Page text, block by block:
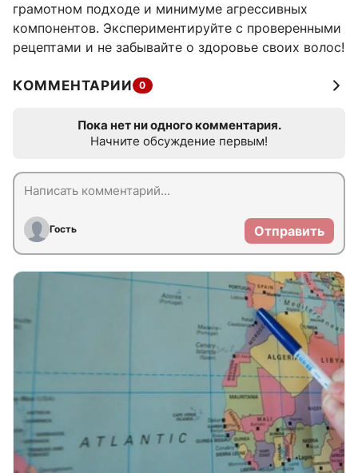
грамотном подходе и минимуме агрессивных
компонентов. Экспериментируйте с проверенными
рецептами и не забывайте о здоровье своих волос!
КОММЕНТАРИИ 0
Пока нет ни одного комментария.
Начните обсуждение первым!
Гость Отправить